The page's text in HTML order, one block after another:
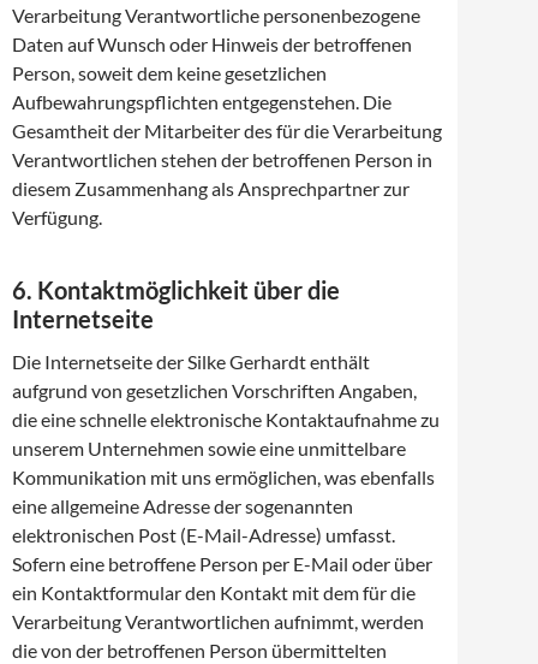
Verarbeitung Verantwortliche personenbezogene
Daten auf Wunsch oder Hinweis der betroffenen
Person, soweit dem keine gesetzlichen
Aufbewahrungspflichten entgegenstehen. Die
Gesamtheit der Mitarbeiter des für die Verarbeitung
Verantwortlichen stehen der betroffenen Person in
diesem Zusammenhang als Ansprechpartner zur
Verfügung.
6. Kontaktmöglichkeit über die
Internetseite
Die Internetseite der Silke Gerhardt enthält
aufgrund von gesetzlichen Vorschriften Angaben,
die eine schnelle elektronische Kontaktaufnahme zu
unserem Unternehmen sowie eine unmittelbare
Kommunikation mit uns ermöglichen, was ebenfalls
eine allgemeine Adresse der sogenannten
elektronischen Post (E-Mail-Adresse) umfasst.
Sofern eine betroffene Person per E-Mail oder über
ein Kontaktformular den Kontakt mit dem für die
Verarbeitung Verantwortlichen aufnimmt, werden
die von der betroffenen Person übermittelten